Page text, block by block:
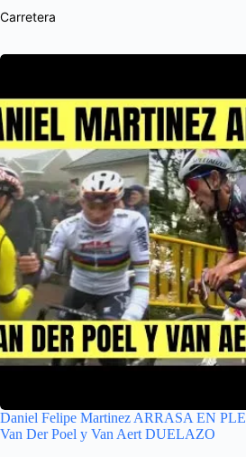
Carretera
Daniel Felipe Martinez ARRASA EN
Van Der Poel y Van Aert DUELAZO